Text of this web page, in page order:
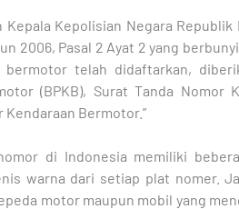
Kepala Kepolisian Negara Republik
2006, Pasal 2 Ayat 2 yang
bermotor telah didaftarkan,
(BPKB), Surat Tanda Nomor
Kendaraan Bermotor.”
di Indonesia memiliki
warna dari setiap plat nomer.
motor maupun mobil yang